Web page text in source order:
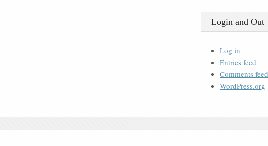
Login and Out
Log in
Entries feed
Comments feed
WordPress.org